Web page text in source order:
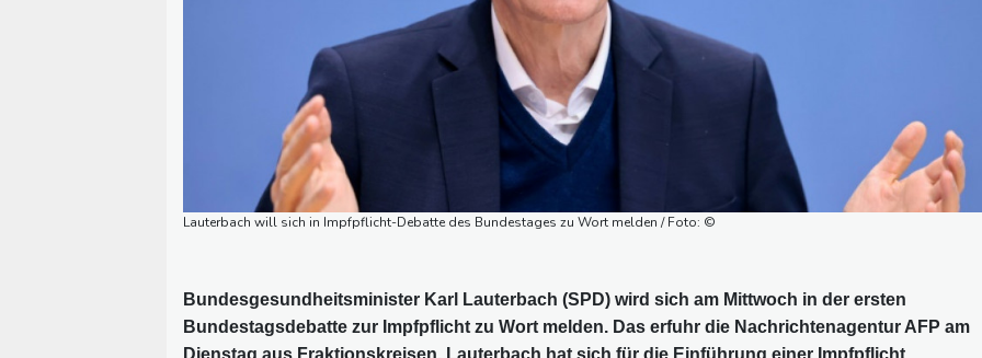
Lauterbach will sich in Impfpflicht-Debatte des Bundestages zu Wort melden / Foto: ©
Bundesgesundheitsminister Karl Lauterbach (SPD) wird sich am Mittwoch in der ersten
Bundestagsdebatte zur Impfpflicht zu Wort melden. Das erfuhr die Nachrichtenagentur AFP am
Dienstag aus Fraktionskreisen. Lauterbach hat sich für die Einführung einer Impfpflicht